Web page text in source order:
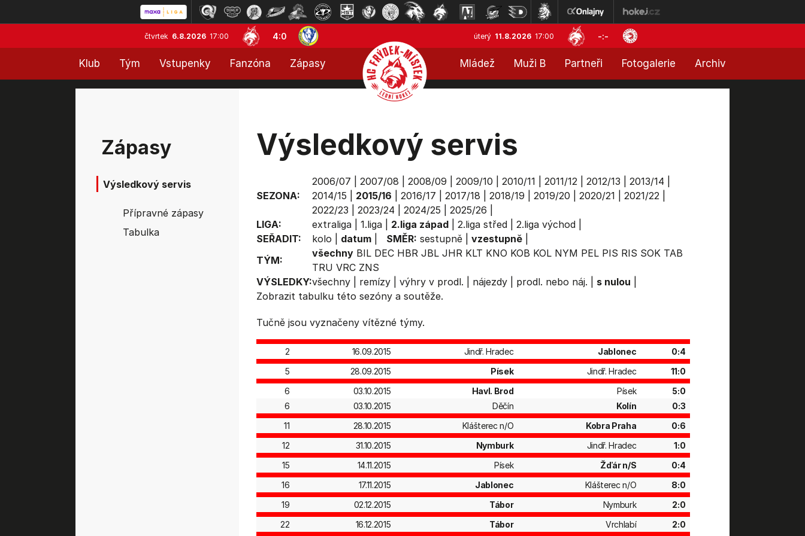
čtvrtek 6.8.2026 17:00 4:0 úterý 11.8.2026 17:00 -:-
Klub Tým Vstupenky Fanzóna Zápasy Mládež Muži B Partneři Fotogalerie Archiv
Zápasy
Výsledkový servis
Přípravné zápasy
Tabulka
Výsledkový servis
SEZONA:
2006/07 2007/08 2008/09 2009/10 2010/11 2011/12| 2012/13 2013/14
2014/15
2015/16 2016/17 2017/18 2018/19 2019/20 2020/21 2021/22|
2022/23
2023/24 2024/25 2025/26
LIGA:
extraliga| 1.liga| 2.liga západ| 2.liga střed| 2.liga východ|
SEŘADIT:
kolo datum| SMĚR: sestupně| vzestupně|
TÝM:
všechny BIL DEC HBR JBL JHR KLT KNO KOB KOL NYM PEL PIS RIS SOK TAB
TRU VRC ZNS
VÝSLEDKY:všechny| remízy| výhry v prodl. nájezdy| prodl. nebo náj. s nulou
Zobrazit tabulkutéto sezóny a soutěže.
Tučně jsou vyznačeny vítězné týmy.
2 16.09.2015 Jindř. Hradec Jablonec
0:4
5
28.09.2015 Písek Jindř. Hradec
11:0
6
03.10.2015 Havl. Brod Písek
5:0
6
03.10.2015 Děčín Kolín
0:3
11
28.10.2015 Klášterec n/O Kobra Praha
0:6
12
31.10.2015 Nymburk Jindř. Hradec
1:0
15
14.11.2015 Písek Žďár n/S
0:4
16
17.11.2015 Jablonec Klášterec n/O
8:0
19
02.12.2015 Tábor Nymburk
2:0
22
16.12.2015 Tábor Vrchlabí 2:0